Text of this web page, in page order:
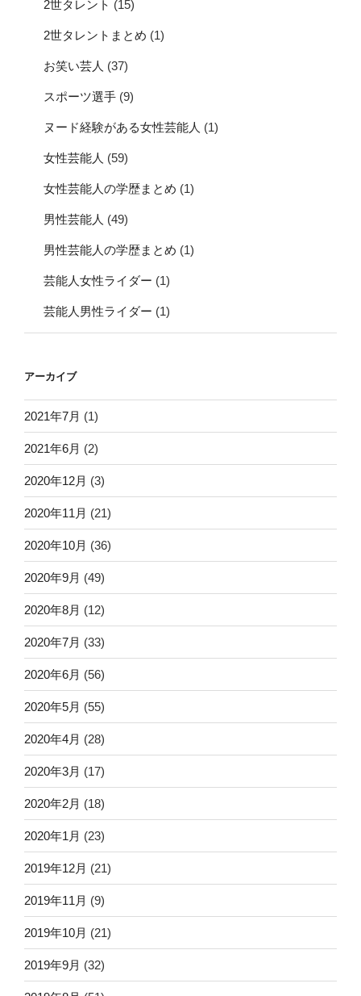
2世タレント (15)
2世タレントまとめ (1)
お笑い芸人 (37)
スポーツ選手 (9)
ヌード経験がある女性芸能人 (1)
女性芸能人 (59)
女性芸能人の学歴まとめ (1)
男性芸能人 (49)
男性芸能人の学歴まとめ (1)
芸能人女性ライダー (1)
芸能人男性ライダー (1)
アーカイブ
2021年7月 (1)
2021年6月 (2)
2020年12月 (3)
2020年11月 (21)
2020年10月 (36)
2020年9月 (49)
2020年8月 (12)
2020年7月 (33)
2020年6月 (56)
2020年5月 (55)
2020年4月 (28)
2020年3月 (17)
2020年2月 (18)
2020年1月 (23)
2019年12月 (21)
2019年11月 (9)
2019年10月 (21)
2019年9月 (32)